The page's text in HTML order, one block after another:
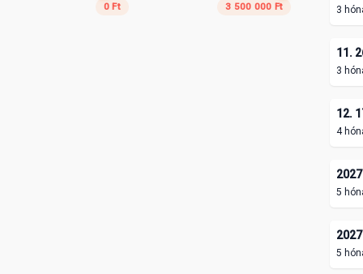
0 Ft 3 500 000 Ft 3
11.
3
12.
4
5
5